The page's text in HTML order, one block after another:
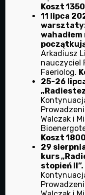
Znajdź nas na Facebooku
Facebook
Przydatne linki
O NAS
BIOENERGOTERAPIA
DIETETYKA
Koszt 1350
11 lipca
Arkadiusz
nauczyciel
Faeriolog.
25-26
Walczak i
Koszt 1800
29
kurs
stopień II”.